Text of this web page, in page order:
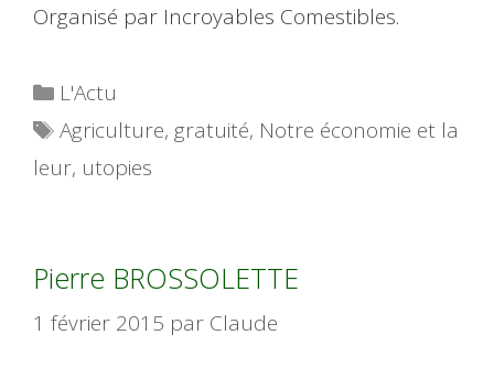
Organisé par Incroyables Comestibles.
Catégories
L'Actu
Étiquettes
Agriculture, gratuité, Notre économie et la
leur, utopies
Pierre BROSSOLETTE
1 février 2015 par Claude